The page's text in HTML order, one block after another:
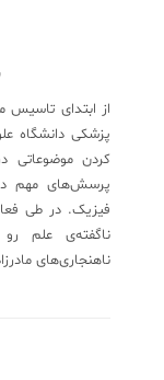
از ابتدای
پزشکی دانشگاه
کردن
پرسش‌های مهم
فیزیک. در طی
ناگفته‌ی علم
ناهنجاری‌های